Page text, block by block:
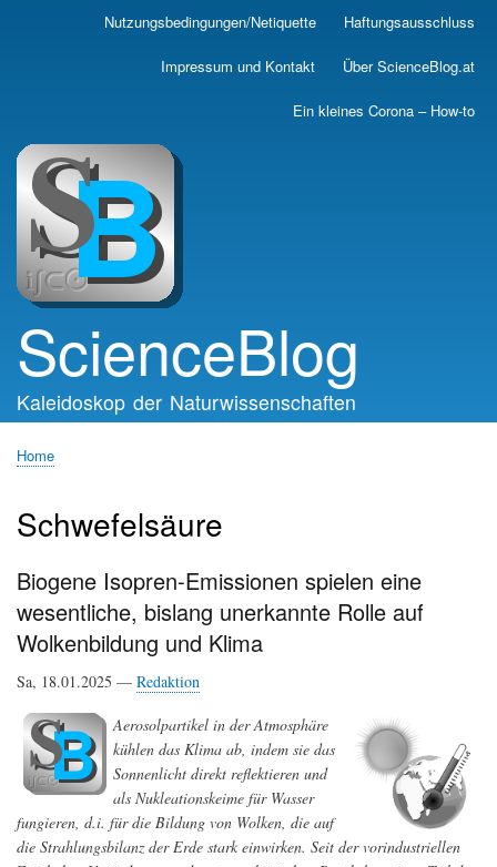
Skip
main
Nutzungsbedingungen/Netiquette Haftungsausschluss
Impressum und Kontakt Über ScienceBlog.at
Ein kleines Corona – How-to
ScienceBlog
Kaleidoskop der Naturwissenschaften
Home
Schwefelsäure
Biogene Isopren-Emissionen spielen eine
wesentliche, bislang unerkannte Rolle auf
Wolkenbildung und Klima
Sa, 18.01.2025 — Redaktion
Aerosolpartikel in der Atmosphäre
kühlen das Klima ab, indem sie das
Sonnenlicht direkt reflektieren und
als Nukleationskeime für Wasser
fungieren, d.i. für die Bildung von Wolken, die auf
die Strahlungsbilanz der Erde stark einwirken. Seit der vorindustriellen